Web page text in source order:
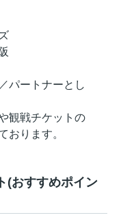
パートナーとし
観戦チケットの
おります。
(おすすめポイン